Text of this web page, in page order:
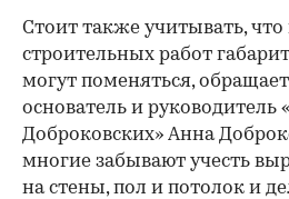
Стоит также учитывать, что
строительных работ
могут поменяться,
основатель и руководитель
Доброковских» Анна
многие забывают учесть
на стены, пол и потолок и